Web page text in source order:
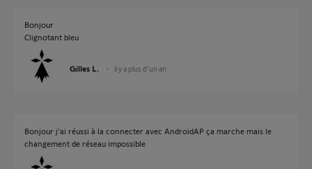
Bonjour
Clignotant bleu
Gilles L. il y a plus d'un an
Bonjour j'ai réussi à la connecter avec AndroidAP ça marche mais le
changement de réseau impossible